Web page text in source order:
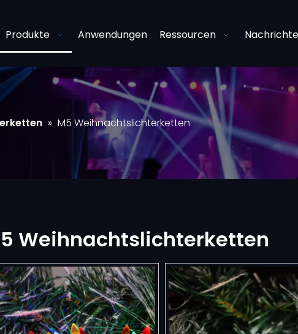
Produkte Anwendungen Ressourcen
» M5 Weihnachtslichterketten
Weihnachtslichterketten